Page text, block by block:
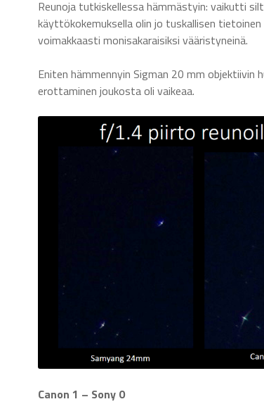
Reunoja tutkiskellessa hämmästyin: vaikutti
käyttökokemuksella olin jo tuskallisen
voimakkaasti monisakaraisiksi vääristyneinä.
Eniten hämmennyin Sigman 20 mm
erottaminen joukosta oli vaikeaa.
Canon 1 – Sony 0